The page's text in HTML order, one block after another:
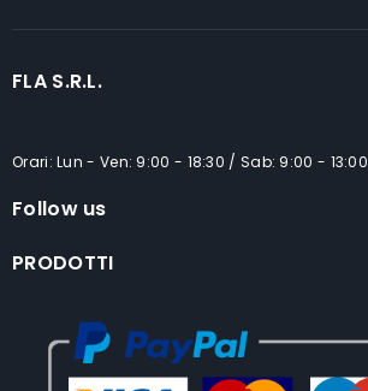
FLA S.R.L.
Orari: Lun - Ven: 9:00 - 18:30 / Sab: 9:00 - 13:00
Follow us
PRODOTTI